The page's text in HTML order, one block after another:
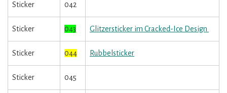
Sticker 042
Sticker 043 Glitzersticker im Cracked-Ice Design
Sticker 044 Rubbelsticker
Sticker 045